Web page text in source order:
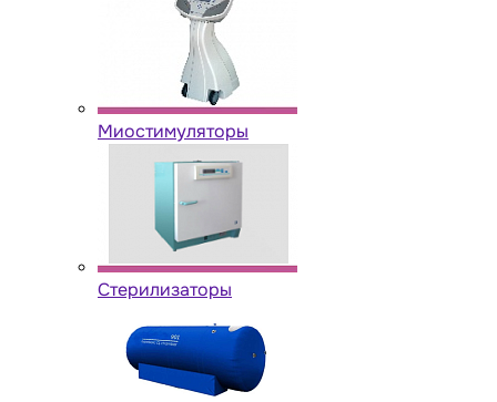
Миостимуляторы
Стерилизаторы